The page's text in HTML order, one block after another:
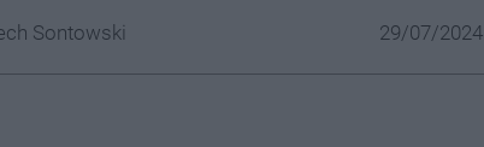
Sontowski 29/07/2024